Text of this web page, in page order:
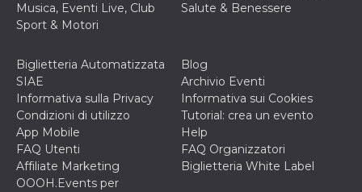
Musica, Eventi Live, Club
Salute & Benessere
Sport & Motori
Biglietteria Automatizzata
SIAE
Blog
Archivio Eventi
Informativa sulla Privacy
Informativa sui Cookies
Condizioni di utilizzo
Tutorial: crea un evento
App Mobile
Help
FAQ Utenti
FAQ Organizzatori
Affiliate Marketing
Biglietteria White Label
OOOH.Events per